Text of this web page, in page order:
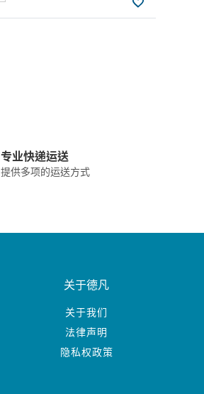
专业快递运送
提供多项的运送方式
关于德凡
关于我们
法律声明
隐私权政策